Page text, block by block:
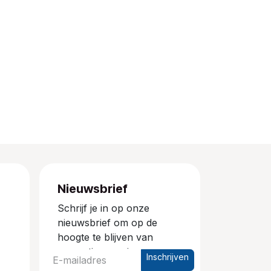
Nieuwsbrief
Schrijf je in op onze
nieuwsbrief om op de
hoogte te blijven van
promoties en nieuwe
producten.
Inschrijven